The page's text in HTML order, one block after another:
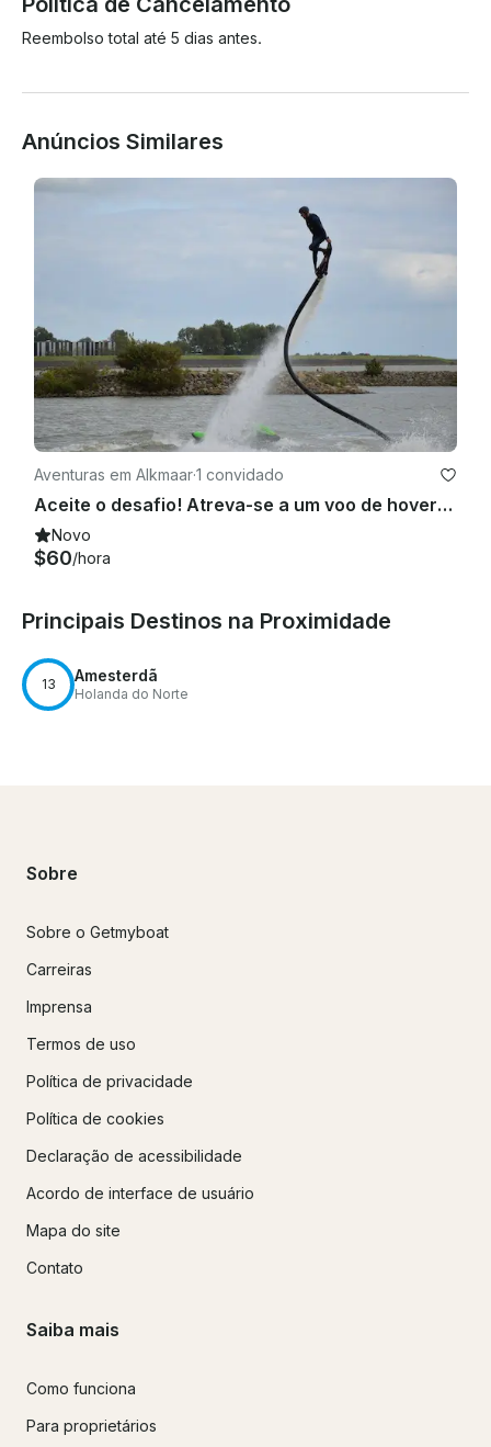
Reembolso total até 5 dias antes.
Anúncios Similares
Aventuras em Alkmaar·1 convidado
Aceite o desafio! Atreva-se a um voo de hoverboarding de 20 minutos em Heerhugowaard, Holanda
Novo
$60/hora
Principais Destinos na Proximidade
13 Amesterdã
Holanda do Norte
Sobre
Sobre o Getmyboat
Carreiras
Imprensa
Termos de uso
Política de privacidade
Política de cookies
Declaração de acessibilidade
Acordo de interface de usuário
Mapa do site
Contato
Saiba mais
Como funciona
Para proprietários